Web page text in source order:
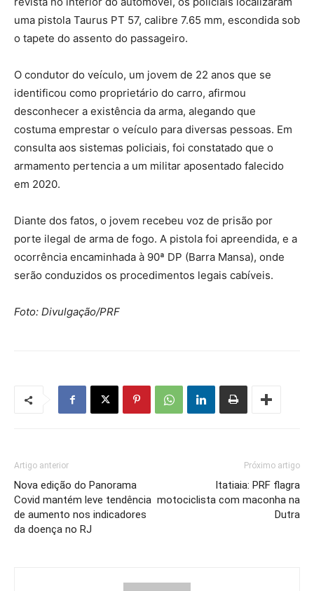
uma pistola Taurus PT 57, calibre 7.65 mm, escondida sob
o tapete do assento do passageiro.
O condutor do veículo, um jovem de 22 anos que se
identificou como proprietário do carro, afirmou
desconhecer a existência da arma, alegando que
costuma emprestar o veículo para diversas pessoas. Em
consulta aos sistemas policiais, foi constatado que o
armamento pertencia a um militar aposentado falecido
em 2020.
Diante dos fatos, o jovem recebeu voz de prisão por
porte ilegal de arma de fogo. A pistola foi apreendida, e a
ocorrência encaminhada à 90ª DP (Barra Mansa), onde
serão conduzidos os procedimentos legais cabíveis.
Foto: Divulgação/PRF
Artigo anterior
Nova edição do Panorama
Covid mantém leve tendência
de aumento nos indicadores
da doença no RJ
Próximo artigo
Itatiaia: PRF flagra
motociclista com maconha na
Dutra